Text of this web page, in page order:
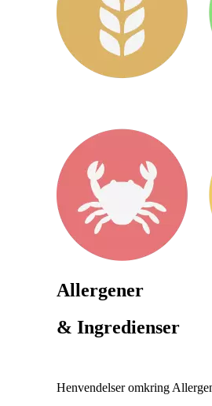
Allergener
& Ingredienser
Henvendelser omkring